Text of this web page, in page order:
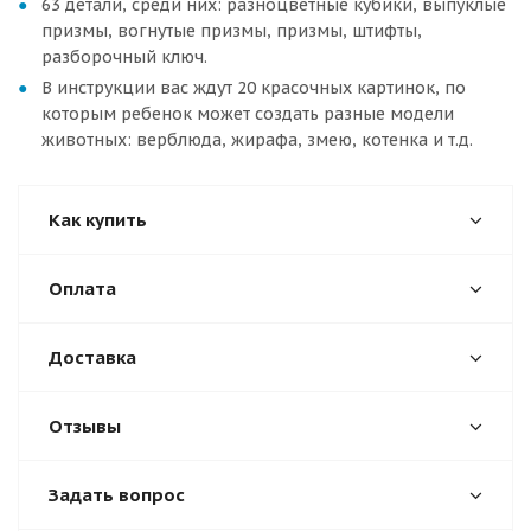
63 детали, среди них: разноцветные кубики, выпуклые
призмы, вогнутые призмы, призмы, штифты,
разборочный ключ.
В инструкции вас ждут 20 красочных картинок, по
которым ребенок может создать разные модели
животных: верблюда, жирафа, змею, котенка и т.д.
Как купить
Оплата
Доставка
Отзывы
Задать вопрос